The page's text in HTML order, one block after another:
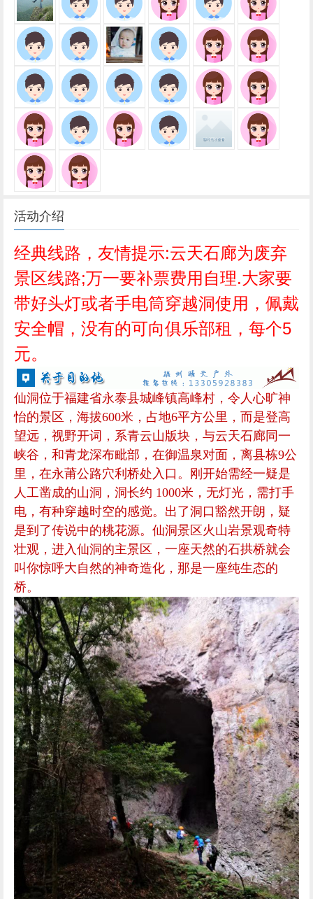
活动介绍
经典线路，友情提示:云天石廊为废弃
景区线路;万一要补票费用自理.大家要
带好头灯或者手电筒穿越洞使用，佩戴
安全帽，没有的可向俱乐部租，每个5
元。
仙洞位于福建省永泰县城峰镇高峰村，令人心旷神
怡的景区，海拔600米，占地6平方公里，而是登高
望远，视野开词，系青云山版块，与云天石廊同一
峡谷，和青龙深布毗部，在御温泉对面，离县栋9公
里，在永莆公路穴利桥处入口。刚开始需经一疑是
人工凿成的山洞，洞长约 1000米，无灯光，需打手
电，有种穿越时空的感觉。出了洞口豁然开朗，疑
是到了传说中的桃花源。仙洞景区火山岩景观奇特
壮观，进入仙洞的主景区，一座天然的石拱桥就会
叫你惊呼大自然的神奇造化，那是一座纯生态的
桥。